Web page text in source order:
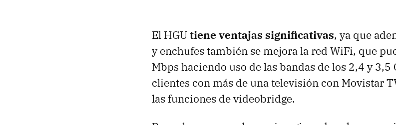
El HGUtiene ventajas significativas, ya que
y enchufes también se mejora la red WiFi, que
Mbps haciendo uso de las bandas de los 2,4 y 3,5
clientes con más de una televisión con Movistar
las funciones de videobridge.